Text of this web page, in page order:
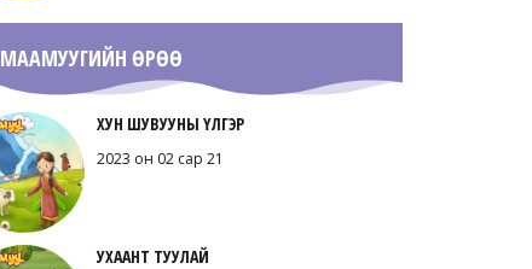
МААМУУГИЙН ӨРӨӨ
ХУН ШУВУУНЫ ҮЛГЭР
2023 он 02 сар 21
УХААНТ ТУУЛАЙ